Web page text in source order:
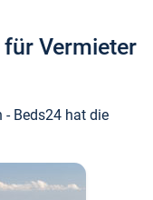
Vermieter
- Beds24 hat die